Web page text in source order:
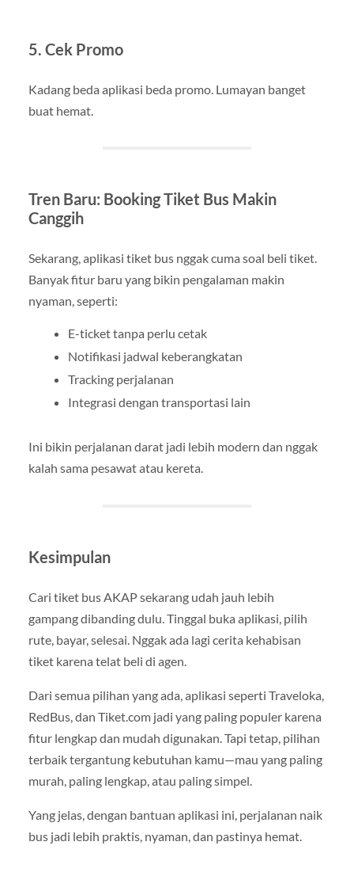
5. Cek Promo
Kadang beda aplikasi beda promo. Lumayan banget
buat hemat.
Tren Baru: Booking Tiket Bus Makin
Canggih
Sekarang, aplikasi tiket bus nggak cuma soal beli tiket.
Banyak fitur baru yang bikin pengalaman makin
nyaman, seperti:
E-ticket tanpa perlu cetak
Notifikasi jadwal keberangkatan
Tracking perjalanan
Integrasi dengan transportasi lain
Ini bikin perjalanan darat jadi lebih modern dan nggak
kalah sama pesawat atau kereta.
Kesimpulan
Cari tiket bus AKAP sekarang udah jauh lebih
gampang dibanding dulu. Tinggal buka aplikasi, pilih
rute, bayar, selesai. Nggak ada lagi cerita kehabisan
tiket karena telat beli di agen.
Dari semua pilihan yang ada, aplikasi seperti Traveloka,
RedBus, dan Tiket.com jadi yang paling populer karena
fitur lengkap dan mudah digunakan. Tapi tetap, pilihan
terbaik tergantung kebutuhan kamu—mau yang paling
murah, paling lengkap, atau paling simpel.
Yang jelas, dengan bantuan aplikasi ini, perjalanan naik
bus jadi lebih praktis, nyaman, dan pastinya hemat.